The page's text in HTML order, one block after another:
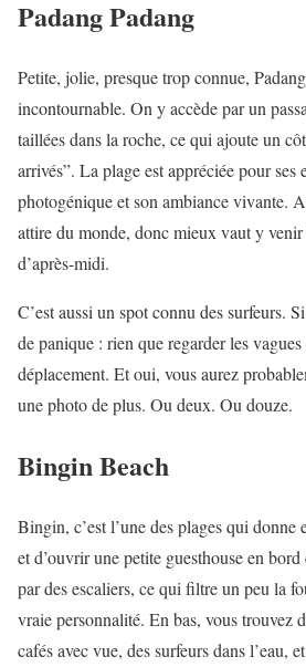
Padang Padang
Petite, jolie, presque trop connue,
incontournable. On y accède par un
taillées dans la roche, ce qui ajoute un
arrivés”. La plage est appréciée pour ses
photogénique et son ambiance vivante.
attire du monde, donc mieux vaut y
d’après-midi.
C’est aussi un spot connu des surfeurs.
de panique : rien que regarder les
déplacement. Et oui, vous aurez
une photo de plus. Ou deux. Ou douze.
Bingin Beach
Bingin, c’est l’une des plages qui donne
et d’ouvrir une petite guesthouse en bord
par des escaliers, ce qui filtre un peu la
vraie personnalité. En bas, vous trouvez
cafés avec vue, des surfeurs dans l’eau,